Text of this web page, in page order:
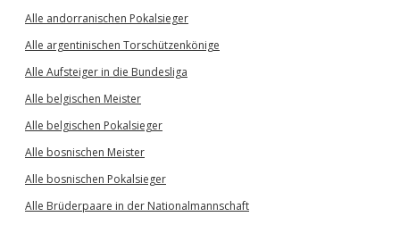
Alle andorranischen Pokalsieger
Alle argentinischen Torschützenkönige
Alle Aufsteiger in die Bundesliga
Alle belgischen Meister
Alle belgischen Pokalsieger
Alle bosnischen Meister
Alle bosnischen Pokalsieger
Alle Brüderpaare in der Nationalmannschaft